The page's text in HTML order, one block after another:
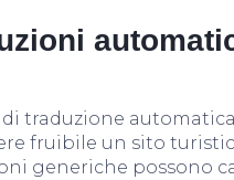
traduzione
fruibile un sito
generiche possono